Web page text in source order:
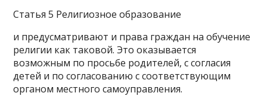
Статья 5 Религиозное образование
и предусматривают и права граждан на обучение
религии как таковой. Это оказывается
возможным по просьбе родителей, с согласия
детей и по согласованию с соответствующим
органом местного самоуправления.